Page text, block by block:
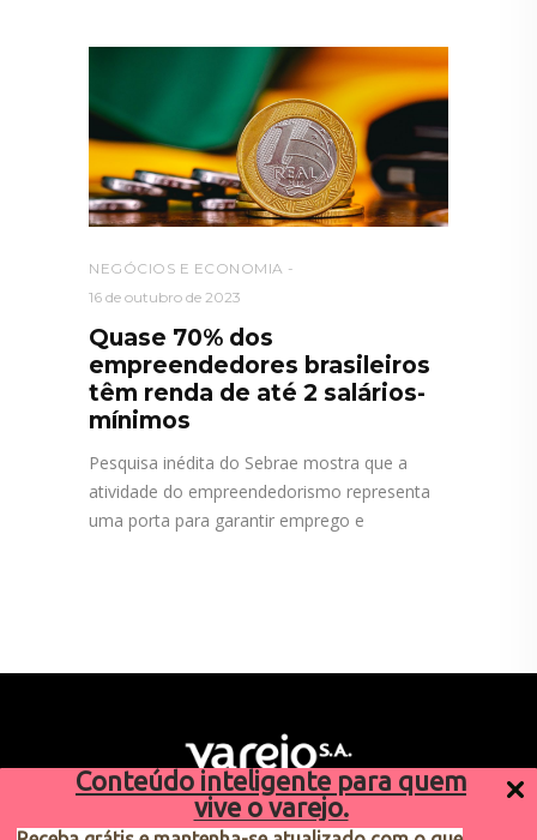
Conteúdo inteligente para quem
vive o varejo.
NEGÓCIOS E ECONOMIA
16 de outubro de 2023
Quase 70% dos
empreendedores brasileiros
têm renda de até 2 salários-
mínimos
Pesquisa inédita do Sebrae mostra que a
atividade do empreendedorismo representa
uma porta para garantir emprego e